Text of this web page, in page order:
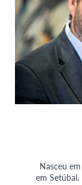
Nasceu em
em